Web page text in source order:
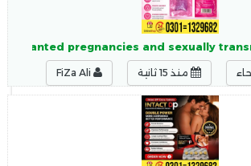
pregnancies and sexually
منذ 15 ثانية